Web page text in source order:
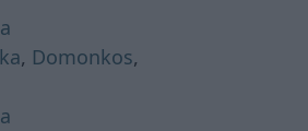
, Domonkos,